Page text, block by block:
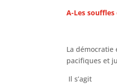
A-Les
La
pacifiques et
Il s’agit